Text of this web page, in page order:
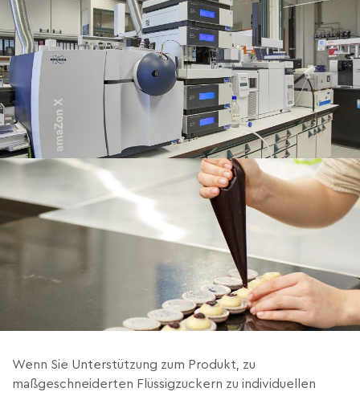
Wenn Sie Unterstützung zum Produkt, zu
maßgeschneiderten Flüssigzuckern zu individuellen